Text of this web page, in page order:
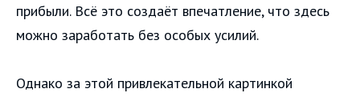
прибыли. Всё это создаёт впечатление, что здесь
можно заработать без особых усилий.
Однако за этой привлекательной картинкой